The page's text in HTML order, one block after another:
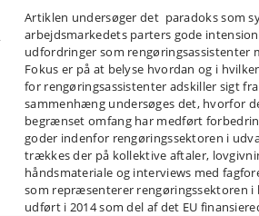
Artiklen undersøger det paradoks som
arbejdsmarkedets parters gode
udfordringer som rengøringsassistenter
Fokus er på at belyse hvordan og i
for rengøringsassistenter adskiller sigt
sammenhæng undersøges det, hvorfor
begrænset omfang har medført
goder indenfor rengøringssektoren i
trækkes der på kollektive aftaler,
håndsmateriale og interviews med
som repræsenterer rengøringssektoren i
udført i 2014 som del af det EU